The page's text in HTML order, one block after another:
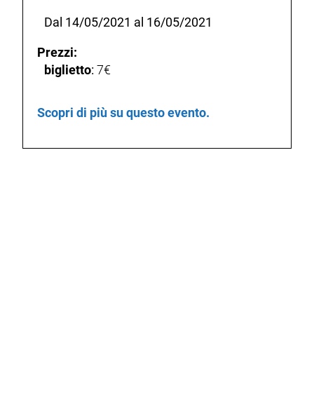
Dal 14/05/2021 al 16/05/2021
Prezzi:
biglietto:7€
Scopri di più su questo evento.